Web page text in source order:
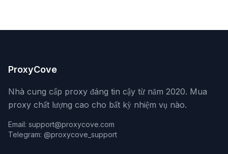
ProxyCove
Nhà cung cấp proxy đáng tin cậy từ năm 2020. Mua
proxy chất lượng cao cho bất kỳ nhiệm vụ nào.
Email: support@proxycove.com
Telegram: @proxycove_support